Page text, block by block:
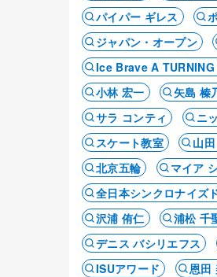
パイパー ギレス
ジャパン・オープン
Ice Brave A TURNING
小林 宏一
矢島 榛
サラ コンティ
ニ
スケート教室
山
北京五輪
マイア
全日本シンクロナイズ
沢浦 侑仁
浦松 千
デニス バシリエフス
ISUアワード
恩田